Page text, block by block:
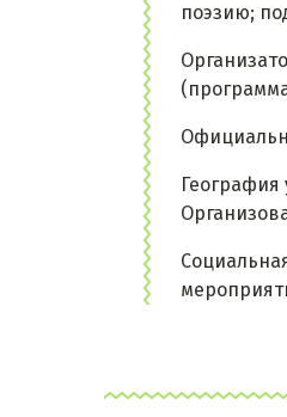
поэзию;
География